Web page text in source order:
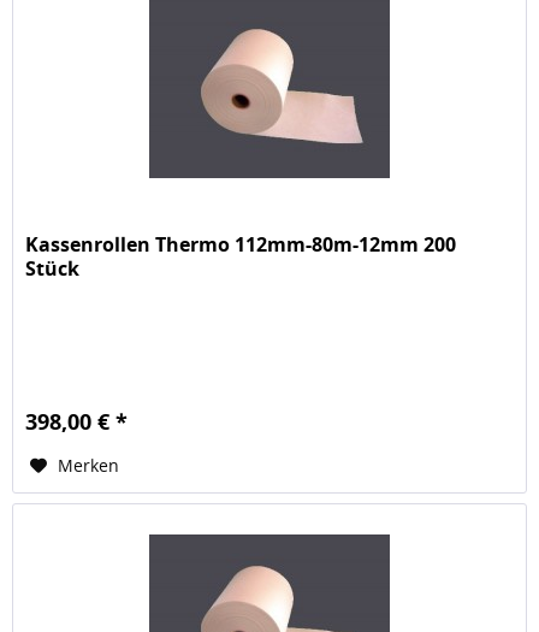
Kassenrollen Thermo 112mm-80m-12mm 200
Stück
398,00 € *
Merken